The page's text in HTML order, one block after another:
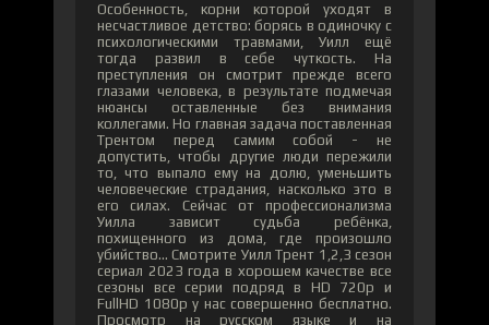
Особенность, корни которой уходят в
несчастливое детство: борясь в одиночку с
психологическими травмами, Уилл ещё
тогда развил в себе чуткость. На
преступления он смотрит прежде всего
глазами человека, в результате подмечая
нюансы оставленные без внимания
коллегами. Но главная задача поставленная
Трентом перед самим собой - не
допустить, чтобы другие люди пережили
то, что выпало ему на долю, уменьшить
человеческие страдания, насколько это в
его силах. Сейчас от профессионализма
Уилла зависит судьба ребёнка,
похищенного из дома, где произошло
убийство... Смотрите Уилл Трент 1,2,3 сезон
сериал 2023 года в хорошем качестве все
сезоны все серии подряд в HD 720p и
FullHD 1080p у нас совершенно бесплатно.
Просмотр на русском языке и на